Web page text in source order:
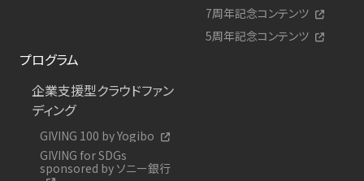
7周年記念コンテンツ
5周年記念コンテンツ
プログラム
企業支援型クラウドファン
ディング
GIVING 100 by Yogibo
GIVING for SDGs
sponsored by ソニー銀行